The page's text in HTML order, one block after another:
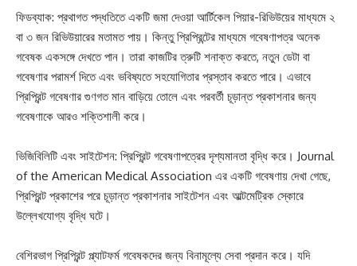
ফিডব্যাক: প্রথাগত পদ্ধতিতে একটি জমা দেওয়া আর্টিকেল পিয়ার-রিভিউয়ের মাধ্যমে ২
বা ৩ জন রিভিউয়ারের মতামত পায়। কিন্তু প্রিপ্রিন্টের মাধ্যমে গবেষণাপত্র অনেক
গবেষক একসঙ্গে দেখতে পান। তারা কাজটির ত্রুটি শনাক্ত করতে, নতুন ডেটা বা
গবেষণার পরামর্শ দিতে এবং ভবিষ্যতে সহযোগিতার প্রস্তাব করতে পারে। এভাবে
প্রিপ্রিন্ট গবেষণার গুণগত মান বাড়িয়ে তোলে এবং পরবর্তী চূড়ান্ত প্রকাশনার জন্য
গবেষণাকে আরও শক্তিশালী করে।
ভিজিবিলিটি এবং সাইটেশন: প্রিপ্রিন্ট গবেষণাপত্রের দৃশ্যমানতা বৃদ্ধি করে। Journal
of the American Medical Association এর একটি গবেষণায় দেখা গেছে,
প্রিপ্রিন্ট প্রকাশের পরে চূড়ান্ত প্রকাশনার সাইটেশন এবং আল্টমেট্রিক স্কোরে
উল্লেখযোগ্য বৃদ্ধি ঘটে।
বেশিরভাগ প্রিপ্রিন্ট প্ল্যাটফর্ম গবেষকদের জন্য বিনামূল্যে সেবা প্রদান করে। যদি